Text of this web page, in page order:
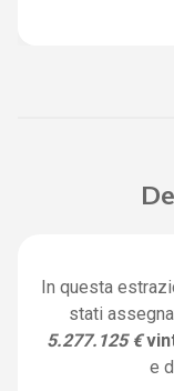
In questa
stati
5.277.125 €
e